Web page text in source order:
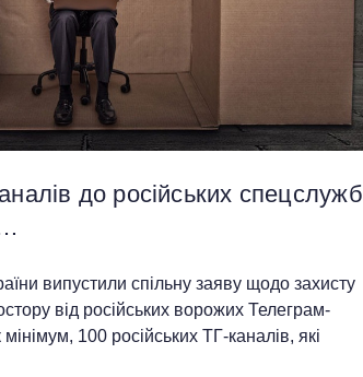
до російських спецслужб
випустили спільну заяву щодо захисту
від російських ворожих Телеграм-
100 російських ТГ-каналів, які